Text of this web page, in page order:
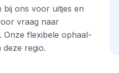
bij ons voor uitjes en
vraag naar
flexibele ophaal-
regio.